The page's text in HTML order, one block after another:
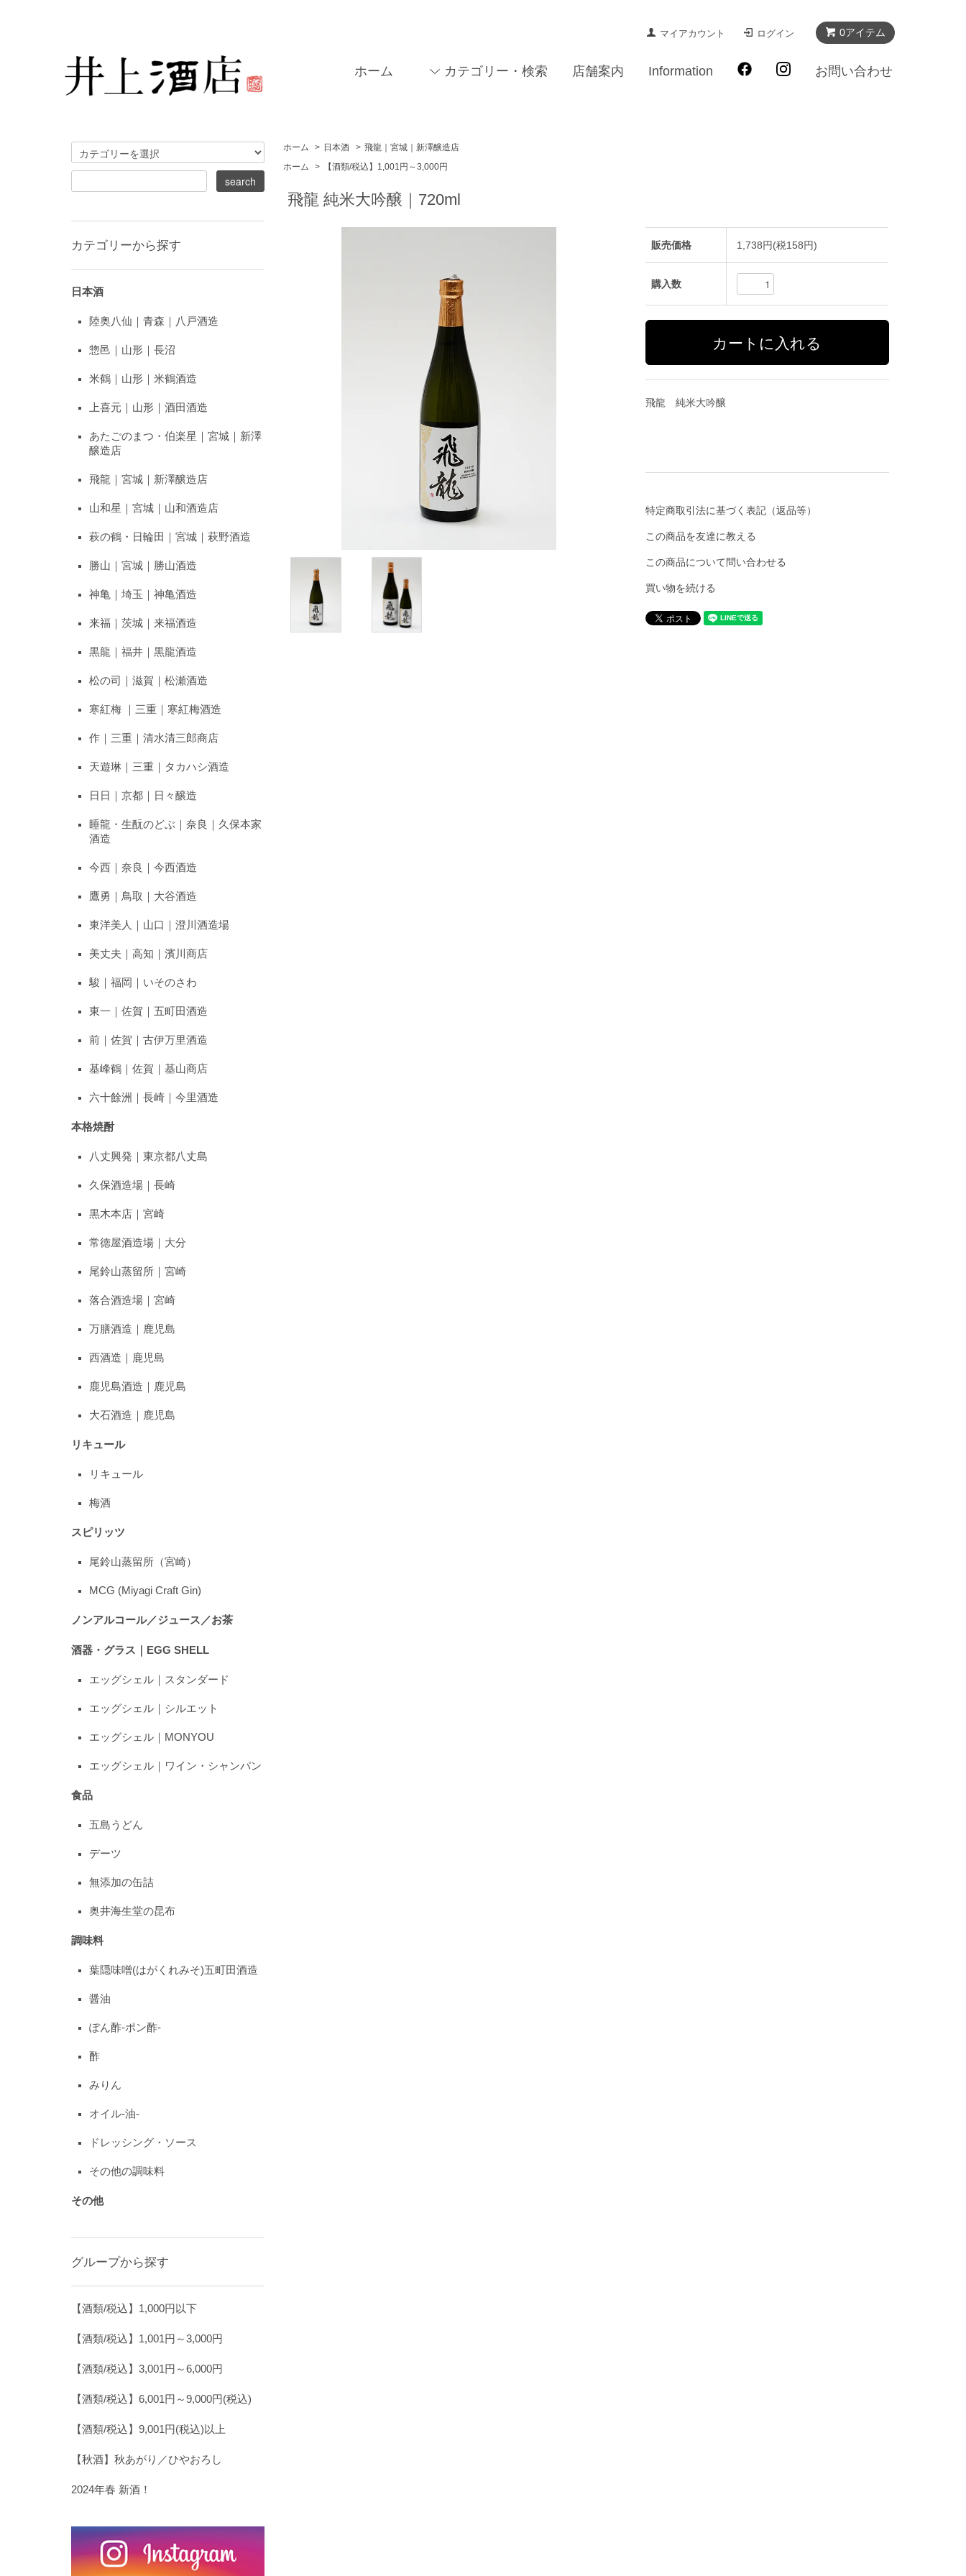
0アイテム
マイアカウント ログイン
ホーム カテゴリー・検索 店舗案内 Information お問い合わせ
ホーム > 日本酒 > 飛龍｜宮城｜新澤醸造店
ホーム
> 【酒類/税込】1,001円～3,000円
飛龍 純米大吟醸｜720ml
販売価格 1,738円(税158円)
購入数
飛龍 純米大吟醸
特定商取引法に基づく表記（返品等）
この商品を友達に教える
この商品について問い合わせる
買い物を続ける
カテゴリーから探す
日本酒
陸奥八仙｜青森｜八戸酒造
惣邑｜山形｜長沼
米鶴｜山形｜米鶴酒造
上喜元｜山形｜酒田酒造
あたごのまつ・伯楽星｜宮城｜新澤
醸造店
飛龍｜宮城｜新澤醸造店
山和星｜宮城｜山和酒造店
萩の鶴・日輪田｜宮城｜萩野酒造
勝山｜宮城｜勝山酒造
神亀｜埼玉｜神亀酒造
来福｜茨城｜来福酒造
黒龍｜福井｜黒龍酒造
松の司｜滋賀｜松瀬酒造
寒紅梅 ｜三重｜寒紅梅酒造
作｜三重｜清水清三郎商店
天遊琳｜三重｜タカハシ酒造
日日｜京都｜日々醸造
睡龍・生酛のどぶ｜奈良｜久保本家
酒造
今西｜奈良｜今西酒造
鷹勇｜鳥取｜大谷酒造
東洋美人｜山口｜澄川酒造場
美丈夫｜高知｜濱川商店
駿｜福岡｜いそのさわ
東一｜佐賀｜五町田酒造
前｜佐賀｜古伊万里酒造
基峰鶴｜佐賀｜基山商店
六十餘洲｜長崎｜今里酒造
本格焼酎
八丈興発｜東京都八丈島
久保酒造場｜長崎
黒木本店｜宮崎
常徳屋酒造場｜大分
尾鈴山蒸留所｜宮崎
落合酒造場｜宮崎
万膳酒造｜鹿児島
西酒造｜鹿児島
鹿児島酒造｜鹿児島
大石酒造｜鹿児島
リキュール
リキュール
梅酒
スピリッツ
尾鈴山蒸留所（宮崎）
MCG (Miyagi Craft Gin)
ノンアルコール／ジュース／お茶
酒器・グラス｜EGG SHELL
エッグシェル｜スタンダード
エッグシェル｜シルエット
エッグシェル｜MONYOU
エッグシェル｜ワイン・シャンパン
食品
五島うどん
デーツ
無添加の缶詰
奥井海生堂の昆布
調味料
葉隠味噌(はがくれみそ)五町田酒造
醤油
ぽん酢-ポン酢-
酢
みりん
オイル-油-
ドレッシング・ソース
その他の調味料
その他
グループから探す
【酒類/税込】1,000円以下
【酒類/税込】1,001円～3,000円
【酒類/税込】3,001円～6,000円
【酒類/税込】6,001円～9,000円(税込)
【酒類/税込】9,001円(税込)以上
【秋酒】秋あがり／ひやおろし
2024年春 新酒！